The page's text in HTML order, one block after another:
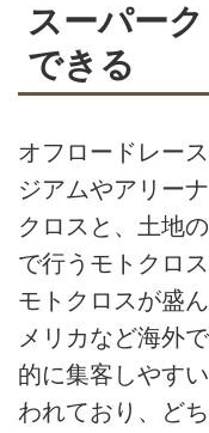
スーパー
できる
オフロードレー
ジアムやアリー
クロスと、土地
で行うモトクロ
モトクロスが盛
メリカなど海外
的に集客しやす
われており、ど